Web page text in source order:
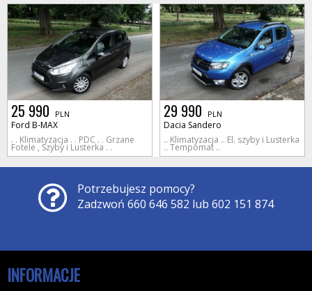
25 990 PLN
Ford B-MAX
. . Klimatyzacja . . PDC . . Grzane
Fotele , Szyby i Lusterka . .
29 990 PLN
Dacia Sandero
.. Klimatyzacja .. El. szyby i Lusterka
.. Tempomat ..
Potrzebujesz pomocy?
Zadzwoń 660 646 582 lub 602 151 874
INFORMACJE